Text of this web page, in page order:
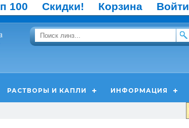
100 Скидки! Корзина Войти
РАСТВОРЫ И КАПЛИ ИНФОРМАЦИЯ